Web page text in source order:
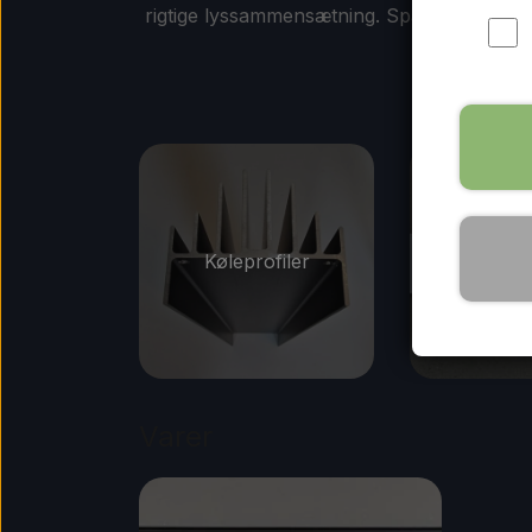
rigtige lyssammensætning. Spar
Køleprofiler